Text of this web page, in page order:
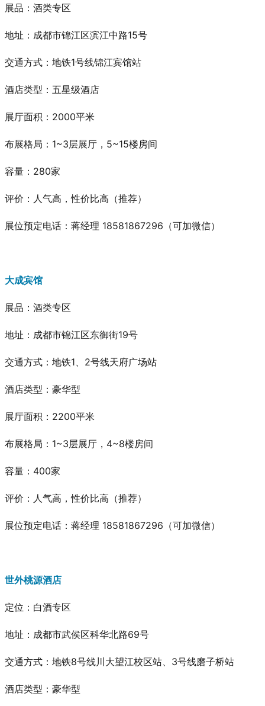
展品 ：酒类专区
地址：成都市锦江区滨江中路15号
交通方式：地铁1号线锦江宾馆站
酒店类型：五星级酒店
展厅面积：2000平米
布展格局：1~3层展厅，5~15楼房间
容量：280家
评价：人气高，性价比高 （推荐）
展位预定电话：蒋经理 18581867296（可加微信）
大成宾馆
展品 ：酒类专区
地址：成都市锦江区东御街19号
交通方式：地铁1、2号线天府广场站
酒店类型：豪华型
展厅面积：2200平米
布展格局：1~3层展厅，4~8楼房间
容量：400家
评价：人气高，性价比高 （推荐）
展位预定电话：蒋经理 18581867296（可加微信）
世外桃源酒店
定位：白酒专区
地址：成都市武侯区科华北路69号
交通方式：地铁8号线川大望江校区站、3号线磨子桥站
酒店类型：豪华型